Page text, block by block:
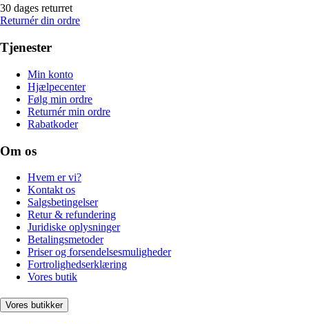
30 dages returret
Returnér din ordre
Tjenester
Min konto
Hjælpecenter
Følg min ordre
Returnér min ordre
Rabatkoder
Om os
Hvem er vi?
Kontakt os
Salgsbetingelser
Retur & refundering
Juridiske oplysninger
Betalingsmetoder
Priser og forsendelsesmuligheder
Fortrolighedserklæring
Vores butik
Vores butikker